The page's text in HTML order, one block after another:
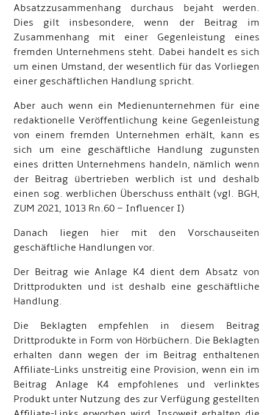
Absatzzusammenhang durchaus bejaht werden.
Dies gilt insbesondere, wenn der Beitrag im
Zusammenhang mit einer Gegenleistung eines
fremden Unternehmens steht. Dabei handelt es sich
um einen Umstand, der wesentlich für das Vorliegen
einer geschäftlichen Handlung spricht.
Aber auch wenn ein Medienunternehmen für eine
redaktionelle Veröffentlichung keine Gegenleistung
von einem fremden Unternehmen erhält, kann es
sich um eine geschäftliche Handlung zugunsten
eines dritten Unternehmens handeln, nämlich wenn
der Beitrag übertrieben werblich ist und deshalb
einen sog. werblichen Überschuss enthält (vgl. BGH,
ZUM 2021, 1013 Rn.60 – Influencer I)
Danach liegen hier mit den Vorschauseiten
geschäftliche Handlungen vor.
Der Beitrag wie Anlage K4 dient dem Absatz von
Drittprodukten und ist deshalb eine geschäftliche
Handlung.
Die Beklagten empfehlen in diesem Beitrag
Drittprodukte in Form von Hörbüchern. Die Beklagten
erhalten dann wegen der im Beitrag enthaltenen
Affiliate-Links unstreitig eine Provision, wenn ein im
Beitrag Anlage K4 empfohlenes und verlinktes
Produkt unter Nutzung des zur Verfügung gestellten